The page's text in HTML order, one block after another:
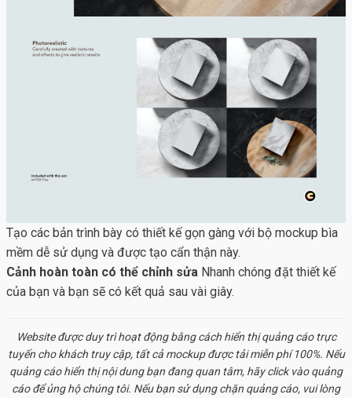
Tạo các bản trình bày có thiết kế gọn gàng với bộ mockup bìa
mềm dễ sử dụng và được tạo cẩn thận này.
Cảnh hoàn toàn có thể chỉnh sửa Nhanh chóng đặt thiết kế
của bạn và bạn sẽ có kết quả sau vài giây.
Website được duy trì hoạt động bằng cách hiển thị quảng cáo trực
tuyến cho khách truy cập, tất cả mockupđược tải miễn phí 100%. Nếu
quảng cáo hiển thị nội dung bạn đang quan tâm, hãy click vào quảng
cáo để ủng hộ chúng tôi. Nếu bạn sử dụng chặn quảng cáo, vui lòng